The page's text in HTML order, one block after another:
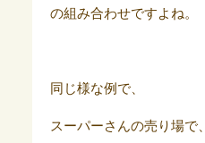
の組み合わせですよね。
同じ様な例で、
スーパーさんの売り場で、